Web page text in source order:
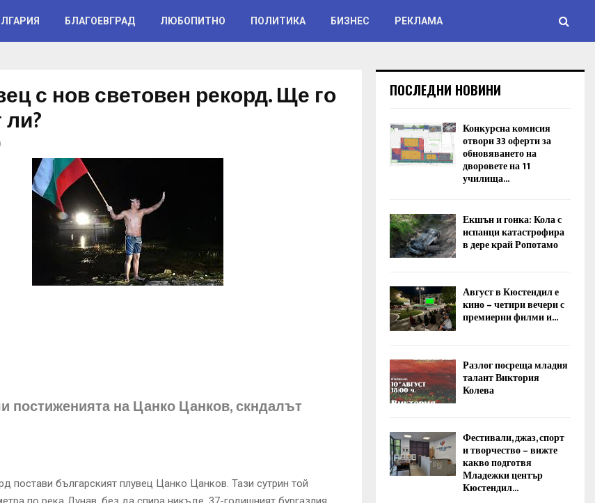
БЛАГОЕВГРАД ЛЮБОПИТНО ПОЛИТИКА БИЗНЕС РЕКЛАМА
с нов световен рекорд. Ще го
постиженията на Цанко Цанков, скндалът
постави българският плувец Цанко Цанков. Тази сутрин той
ПОСЛЕДНИ НОВИНИ
Конкурсна комисия
отвори 33 оферти за
обновяването на
дворовете на 11
училища...
Екшън и гонка: Кола с
испанци катастрофира
в дере край Ропотамо
Август в Кюстендил е
кино – четири вечери с
премиерни филми и...
Разлог посреща младия
талант Виктория
Колева
Фестивали, джаз, спорт
и творчество – вижте
какво подготвя
Младежки център
Кюстендил...